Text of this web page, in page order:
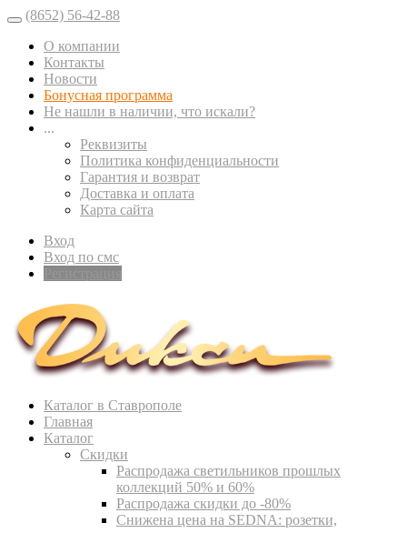
(8652) 56-42-88
О компании
Контакты
Новости
Бонусная программа
Не нашли в наличии, что искали?
...
Реквизиты
Политика конфиденциальности
Гарантия и возврат
Доставка и оплата
Карта сайта
Вход
Вход по смс
Каталог в Ставрополе
Главная
Каталог
Скидки
Распродажа светильников прошлых
коллекций 50% и 60%
Распродажа скидки до -80%
Cнижена цена на SEDNA: розетки,